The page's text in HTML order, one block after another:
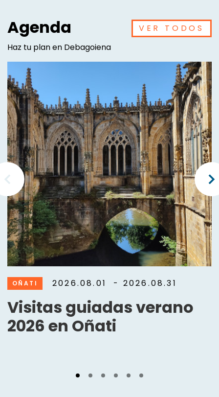
Agenda
Haz tu plan en Debagoiena
VER TODOS
OÑATI 2026.08.01 - 2026.08.31
Visitas guiadas verano
2026 en Oñati